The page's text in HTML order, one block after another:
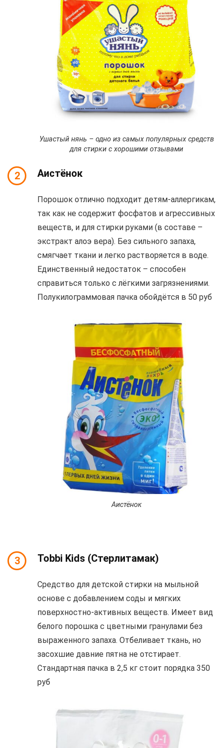
Ушастый нянь – одно из самых популярных средств
для стирки с хорошими отзывами
2 Аистёнок
Порошок отлично подходит детям-аллергикам,
так как не содержит фосфатов и агрессивных
веществ, и для стирки руками (в составе –
экстракт алоэ вера). Без сильного запаха,
смягчает ткани и легко растворяется в воде.
Единственный недостаток – способен
справиться только с лёгкими загрязнениями.
Полукилограммовая пачка обойдётся в 50 руб
Аистёнок
3 Tobbi Kids (Стерлитамак)
Средство для детской стирки на мыльной
основе с добавлением соды и мягких
поверхностно-активных веществ. Имеет вид
белого порошка с цветными гранулами без
выраженного запаха. Отбеливает ткань, но
засохшие давние пятна не отстирает.
Стандартная пачка в 2,5 кг стоит порядка 350
руб